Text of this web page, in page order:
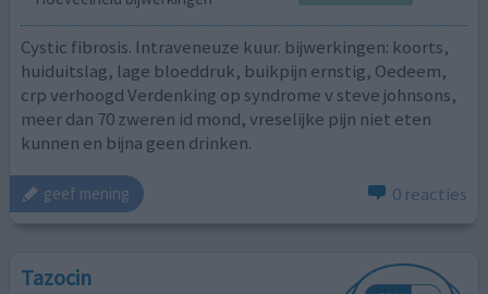
Cystic fibrosis. Intraveneuze kuur. bijwerkingen: koorts,
huiduitslag, lage bloeddruk, buikpijn ernstig, Oedeem,
crp verhoogd Verdenking op syndrome v steve johnsons,
meer dan 70 zweren id mond, vreselijke pijn niet eten
kunnen en bijna geen drinken.
geef mening 0 reacties
Tazocin